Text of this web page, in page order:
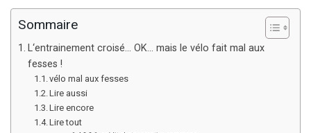
Sommaire
L‘entrainement croisé… OK… mais le vélo fait mal aux
fesses !
vélo mal aux fesses
Lire aussi
Lire encore
Lire tout